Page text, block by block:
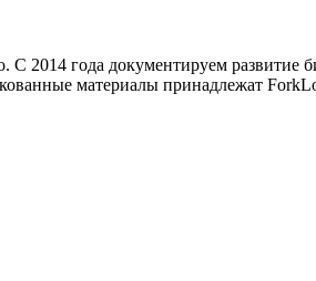
года документируем развитие
материалы принадлежат